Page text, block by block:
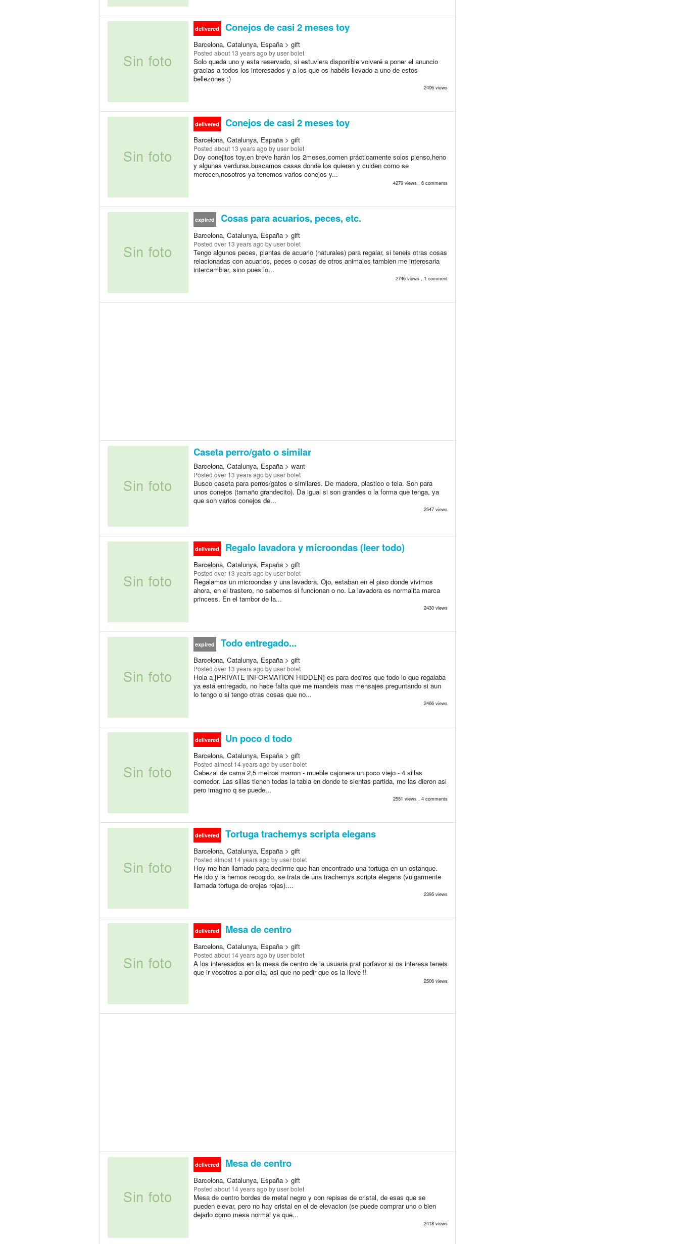
delivered Conejos de casi 2 meses toy
Barcelona, Catalunya, España > gift
Posted about 13 years ago by user bolet
Solo queda uno y esta reservado, si estuviera disponible volveré a poner el anuncio
gracias a todos los interesados y a los que os habéis llevado a uno de estos
bellezones :)
2406 views
delivered Conejos de casi 2 meses toy
Barcelona, Catalunya, España > gift
Posted about 13 years ago by user bolet
Doy conejitos toy,en breve harán los 2meses,comen prácticamente solos pienso,heno
y algunas verduras.buscamos casas donde los quieran y cuiden como se
merecen,nosotros ya tenemos varios conejos y...
4279 views , 6 comments
expired Cosas para acuarios, peces, etc.
Barcelona, Catalunya, España > gift
Posted over 13 years ago by user bolet
Tengo algunos peces, plantas de acuario (naturales) para regalar, si teneis otras cosas
relacionadas con acuarios, peces o cosas de otros animales tambien me interesaria
intercambiar, sino pues lo...
2746 views , 1 comment
Caseta perro/gato o similar
Barcelona, Catalunya, España > want
Posted over 13 years ago by user bolet
Busco caseta para perros/gatos o similares. De madera, plastico o tela. Son para
unos conejos (tamaño grandecito). Da igual si son grandes o la forma que tenga, ya
que son varios conejos de...
2547 views
delivered Regalo lavadora y microondas (leer todo)
Barcelona, Catalunya, España > gift
Posted over 13 years ago by user bolet
Regalamos un microondas y una lavadora. Ojo, estaban en el piso donde vivimos
ahora, en el trastero, no sabemos si funcionan o no. La lavadora es normalita marca
princess. En el tambor de la...
2430 views
expired Todo entregado...
Barcelona, Catalunya, España > gift
Posted over 13 years ago by user bolet
Hola a [PRIVATE INFORMATION HIDDEN] es para deciros que todo lo que regalaba
ya está entregado, no hace falta que me mandeis mas mensajes preguntando si aun
lo tengo o si tengo otras cosas que no...
2466 views
delivered Un poco d todo
Barcelona, Catalunya, España > gift
Posted almost 14 years ago by user bolet
Cabezal de cama 2,5 metros marron - mueble cajonera un poco viejo - 4 sillas
comedor. Las sillas tienen todas la tabla en donde te sientas partida, me las dieron asi
pero imagino q se puede...
2551 views , 4 comments
delivered Tortuga trachemys scripta elegans
Barcelona, Catalunya, España > gift
Posted almost 14 years ago by user bolet
Hoy me han llamado para decirme que han encontrado una tortuga en un estanque.
He ido y la hemos recogido, se trata de una trachemys scripta elegans (vulgarmente
llamada tortuga de orejas rojas)....
2395 views
delivered Mesa de centro
Barcelona, Catalunya, España > gift
Posted about 14 years ago by user bolet
A los interesados en la mesa de centro de la usuaria prat porfavor si os interesa teneis
que ir vosotros a por ella, asi que no pedir que os la lleve !!
2506 views
delivered Mesa de centro
Barcelona, Catalunya, España > gift
Posted about 14 years ago by user bolet
Mesa de centro bordes de metal negro y con repisas de cristal, de esas que se
pueden elevar, pero no hay cristal en el de elevacion (se puede comprar uno o bien
dejarlo como mesa normal ya que...
2418 views